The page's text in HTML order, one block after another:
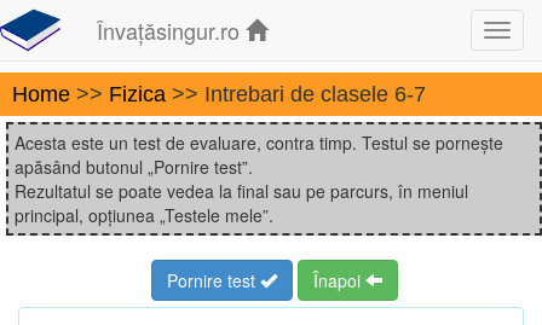
Învațăsingur.ro
Home >> Fizica >> Intrebari de clasele 6-7
Acesta este un test de evaluare, contra timp. Testul se pornește
apăsând butonul „Pornire test”.
Rezultatul se poate vedea la final sau pe parcurs, în meniul
principal, opțiunea „Testele mele”.
Pornire test Înapoi